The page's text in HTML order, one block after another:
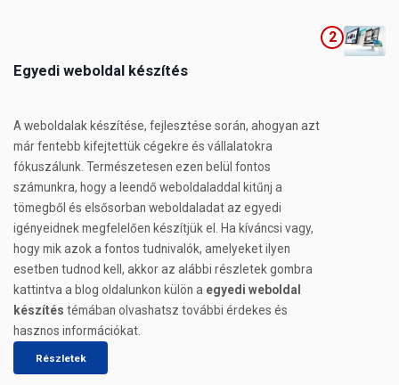
2
Egyedi weboldal készítés
A weboldalak készítése, fejlesztése során, ahogyan azt
már fentebb kifejtettük cégekre és vállalatokra
fókuszálunk. Természetesen ezen belül fontos
számunkra, hogy a leendő weboldaladdal kitűnj a
tömegből és elsősorban weboldaladat az egyedi
igényeidnek megfelelően készítjük el. Ha kíváncsi vagy,
hogy mik azok a fontos tudnivalók, amelyeket ilyen
esetben tudnod kell, akkor az alábbi részletek gombra
kattintva a blog oldalunkon külön a egyedi weboldal
készítés témában olvashatsz további érdekes és
hasznos információkat.
Részletek